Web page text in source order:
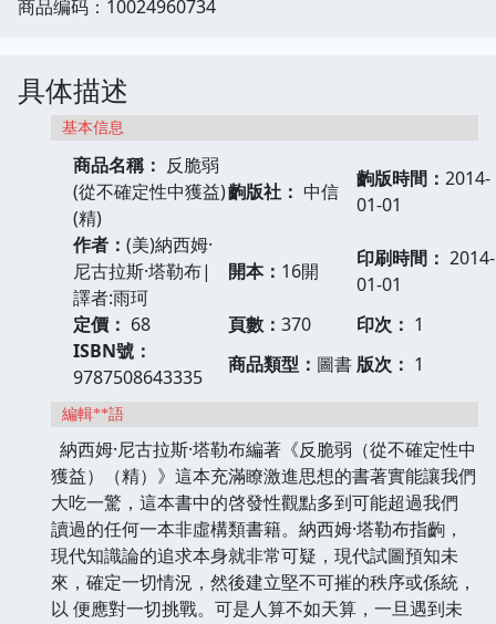
商品编码：10024960734
具体描述
基本信息
商品名稱： 反脆弱
(從不確定性中獲益)
(精)
齣版社： 中信
齣版時間： 2014-
01-01
作者： (美)納西姆·
尼古拉斯·塔勒布|
譯者:雨珂
開本： 16開
印刷時間： 2014-
01-01
定價： 68 頁數： 370 印次： 1
ISBN號：
9787508643335
商品類型： 圖書版次： 1
編輯**語
納西姆·尼古拉斯·塔勒布編著《反脆弱（從不確定性中
獲益）（精）》這本充滿瞭激進思想的書著實能讓我們
大吃一驚，這本書中的啓發性觀點多到可能超過我們
讀過的任何一本非虛構類書籍。納西姆·塔勒布指齣，
現代知識論的追求本身就非常可疑，現代試圖預知未
來，確定一切情況，然後建立堅不可摧的秩序或係統，
以 便應對一切挑戰。可是人算不如天算，一旦遇到未